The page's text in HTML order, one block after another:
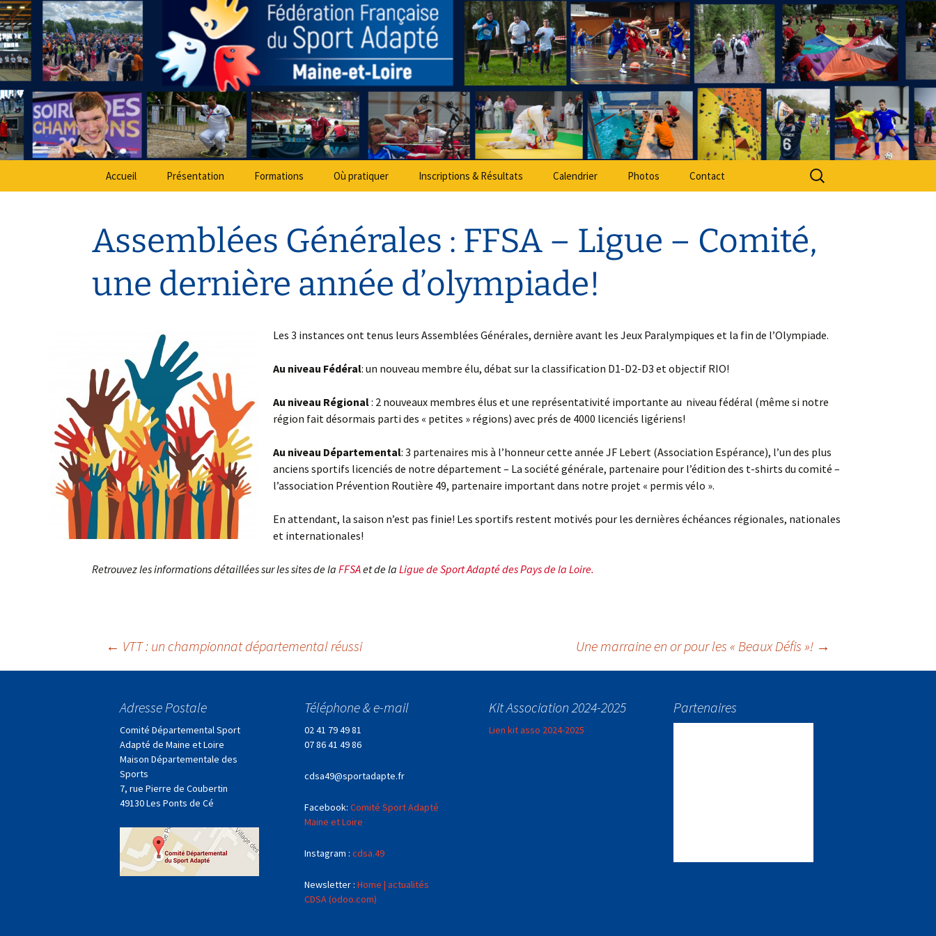
Aller
au
contenu
Comité Départemental Sport Adapté 49
Sport Adapté 49
Accueil Présentation Formations Où pratiquer Inscriptions & Résultats Calendrier Photos Contact
Rechercher :
Assemblées Générales : FFSA – Ligue – Comité,
une dernière année d’olympiade!
Les 3 instances ont tenus leurs Assemblées Générales, dernière avant les Jeux Paralympiques et la fin de l’Olympiade.
Au niveau Fédéral: un nouveau membre élu, débat sur la classification D1-D2-D3 et objectif RIO!
Au niveau Régional: 2 nouveaux membres élus et une représentativité importante au niveau fédéral (même si notre
région fait désormais parti des « petites » régions) avec prés de 4000 licenciés ligériens!
Au niveau Départemental: 3 partenaires mis à l’honneur cette année JF Lebert (Association Espérance), l’un des plus
anciens sportifs licenciés de notre département – La société générale, partenaire pour l’édition des t-shirts du comité –
l’association Prévention Routière 49, partenaire important dans notre projet « permis vélo ».
En attendant, la saison n’est pas finie! Les sportifs restent motivés pour les dernières échéances régionales, nationales
et internationales!
Retrouvez les informations détaillées sur les sites de la FFSAet de la Ligue de Sport Adapté des Pays de la Loire.
Navigation
articles
← VTT : un championnat départemental réussi Une marraine en or pour les « Beaux Défis »! →
Adresse Postale
Comité Départemental Sport
Adapté de Maine et Loire
Maison Départementale des
Sports
7, rue Pierre de Coubertin
49130 Les Ponts de Cé
Téléphone & e-mail
02 41 79 49 81
07 86 41 49 86
cdsa49@sportadapte.fr
Facebook: Comité Sport Adapté
Maine et Loire
Instagram : cdsa.49
Newsletter : Home | actualités
CDSA (odoo.com)
Kit Association 2024-2025
Lien kit asso 2024-2025
Partenaires